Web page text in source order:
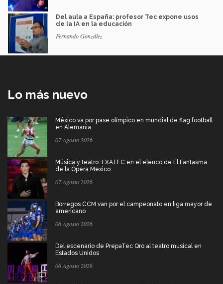
Del aula a España: profesor Tec expone usos
de la IA en la educación
Fernando González
Lo más nuevo
México va por pase olímpico en mundial de flag football
en Alemania
07 Agosto 2026
Música y teatro: EXATEC en el elenco de El Fantasma
de la Ópera Mexico
07 Agosto 2026
Borregos CCM van por el campeonato en liga mayor de
americano
06 Agosto 2026
Del escenario de PrepaTec Qro al teatro musical en
Estados Unidos
06 Agosto 2026